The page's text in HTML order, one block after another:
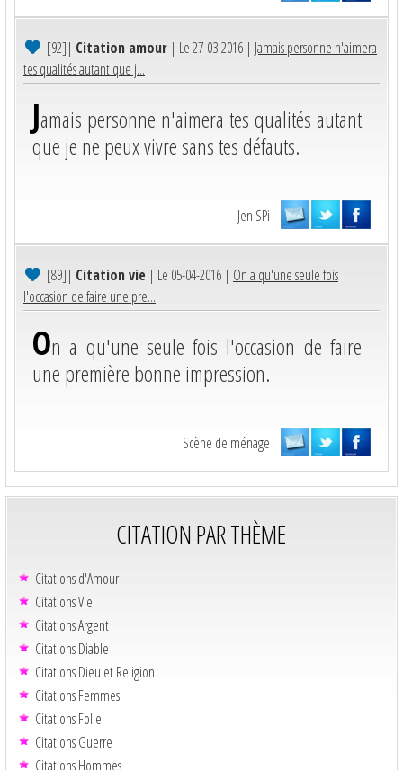
[92]| Citation amour | Le 27-03-2016 | Jamais personne n'aimera
tes qualités autant que j...
Jamais personne n'aimera tes qualités autant
que je ne peux vivre sans tes défauts.
Jen SPi
[89]| Citation vie | Le 05-04-2016 | On a qu'une seule fois
l'occasion de faire une pre...
On a qu'une seule fois l'occasion de faire
une première bonne impression.
Scène de ménage
CITATION PAR THÈME
Citations d'Amour
Citations Vie
Citations Argent
Citations Diable
Citations Dieu et Religion
Citations Femmes
Citations Folie
Citations Guerre
Citations Hommes